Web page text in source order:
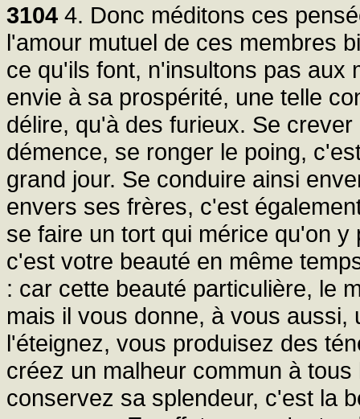
3104 4. Donc méditons ces
l'amour mutuel de ces membres
ce qu'ils font, n'insultons pas aux
envie à sa prospérité, une telle
délire, qu'à des furieux. Se
démence, se ronger le poing,
grand jour. Se conduire ainsi
envers ses frères, c'est
se faire un tort qui mérice qu'on
c'est votre beauté en même
: car cette beauté particulière, le
mais il vous donne, à vous
l'éteignez, vous produisez des
créez un malheur commun à
conservez sa splendeur, c'est la